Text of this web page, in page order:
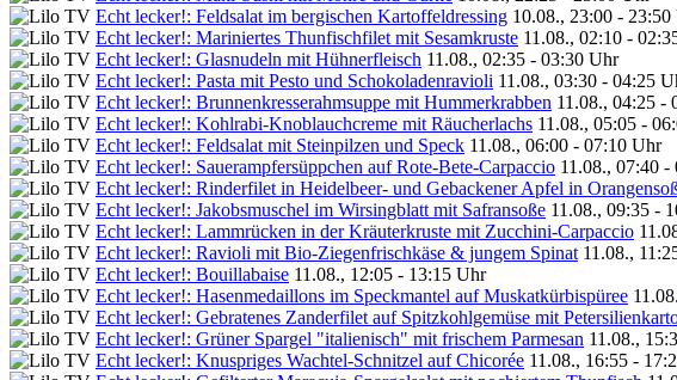
Echt lecker!: Feldsalat im bergischen Kartoffeldressing 10.08., 23:00 - 23:50
Echt lecker!: Mariniertes Thunfischfilet mit Sesamkruste 11.08., 02:10 -
Echt lecker!: Glasnudeln mit Hühnerfleisch 11.08., 02:35 - 03:30 Uhr
Echt lecker!: Pasta mit Pesto und Schokoladenravioli 11.08., 03:30 - 04:25
Echt lecker!: Brunnenkresserahmsuppe mit Hummerkrabben 11.08., 04:25 -
Echt lecker!: Kohlrabi-Knoblauchcreme mit Räucherlachs 11.08., 05:05 -
Echt lecker!: Feldsalat mit Steinpilzen und Speck 11.08., 06:00 - 07:10 Uhr
Echt lecker!: Sauerampfersüppchen auf Rote-Bete-Carpaccio 11.08., 07:40 -
Echt lecker!: Rinderfilet in Heidelbeer- und Gebackener Apfel in
Echt lecker!: Jakobsmuschel im Wirsingblatt mit Safransoße 11.08., 09:35 -
Echt lecker!: Lammrücken in der Kräuterkruste mit Zucchini-Carpaccio
Echt lecker!: Ravioli mit Bio-Ziegenfrischkäse & jungem Spinat 11.08.,
Echt lecker!: Bouillabaise 11.08., 12:05 - 13:15 Uhr
Echt lecker!: Hasenmedaillons im Speckmantel auf Muskatkürbispüree
Echt lecker!: Gebratenes Zanderfilet auf Spitzkohlgemüse mit
Echt lecker!: Grüner Spargel "italienisch" mit frischem Parmesan 11.08.,
Echt lecker!: Knuspriges Wachtel-Schnitzel auf Chicorée 11.08., 16:55 -